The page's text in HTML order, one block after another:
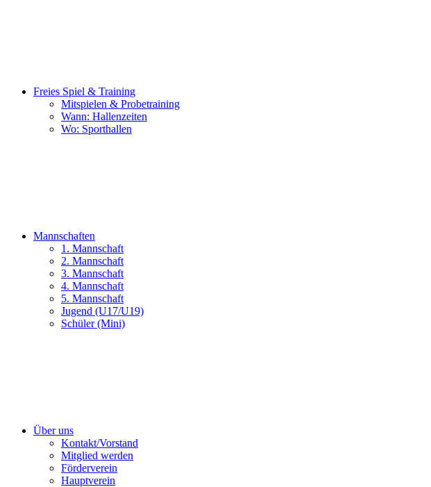
Freies Spiel & Training
Mitspielen & Probetraining
Wann: Hallenzeiten
Wo: Sporthallen
Mannschaften
1. Mannschaft
2. Mannschaft
3. Mannschaft
4. Mannschaft
5. Mannschaft
Jugend (U17/U19)
Schüler (Mini)
Über uns
Kontakt/Vorstand
Mitglied werden
Förderverein
Hauptverein